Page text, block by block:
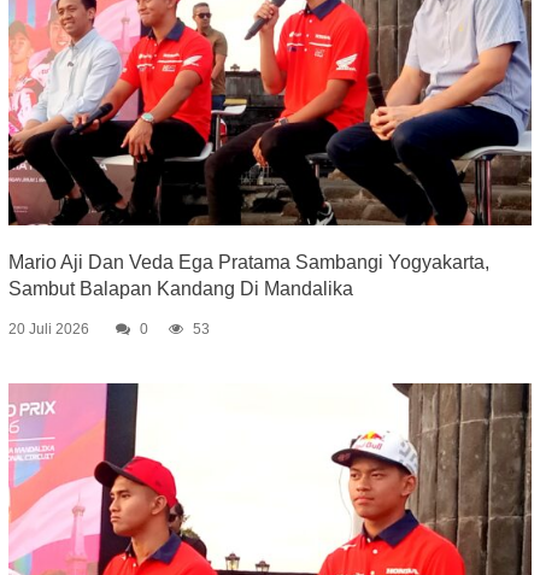
Mario Aji Dan Veda Ega Pratama Sambangi Yogyakarta,
Sambut Balapan Kandang Di Mandalika
20 Juli 2026 0 53